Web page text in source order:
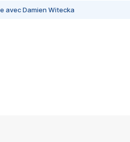
avec Damien Witecka